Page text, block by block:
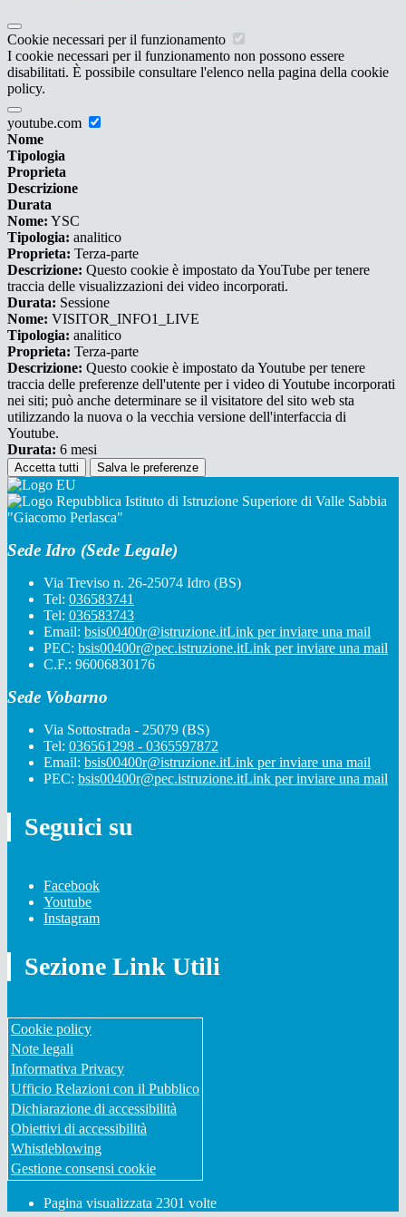
Cookie necessari per il funzionamento
I cookie necessari per il funzionamento non possono essere
disabilitati. È possibile consultare l'elenco nella pagina della cookie
policy.
youtube.com
Nome
Tipologia
Proprieta
Descrizione
Durata
Nome: YSC
Tipologia: analitico
Proprieta: Terza-parte
Descrizione: Questo cookie è impostato da YouTube per tenere
traccia delle visualizzazioni dei video incorporati.
Durata: Sessione
Nome: VISITOR_INFO1_LIVE
Tipologia: analitico
Proprieta: Terza-parte
Descrizione: Questo cookie è impostato da Youtube per tenere
traccia delle preferenze dell'utente per i video di Youtube incorporati
nei siti; può anche determinare se il visitatore del sito web sta
utilizzando la nuova o la vecchia versione dell'interfaccia di
Youtube.
Durata: 6 mesi
Accetta tutti Salva le preferenze
Istituto di Istruzione Superiore di Valle Sabbia
"Giacomo Perlasca"
Sede Idro (Sede Legale)
Via Treviso n. 26-25074 Idro (BS)
Tel: 036583741
Tel: 036583743
Email: bsis00400r@istruzione.itLink per inviare una mail
PEC: bsis00400r@pec.istruzione.itLink per inviare una mail
C.F.: 96006830176
Sede Vobarno
Via Sottostrada - 25079 (BS)
Tel: 036561298 - 0365597872
Email: bsis00400r@istruzione.itLink per inviare una mail
PEC: bsis00400r@pec.istruzione.itLink per inviare una mail
Seguici su
Facebook
Youtube
Instagram
Sezione Link Utili
Cookie policy
Note legali
Informativa Privacy
Ufficio Relazioni con il Pubblico
Dichiarazione di accessibilità
Obiettivi di accessibilità
Whistleblowing
Gestione consensi cookie
Pagina visualizzata 2301 volte